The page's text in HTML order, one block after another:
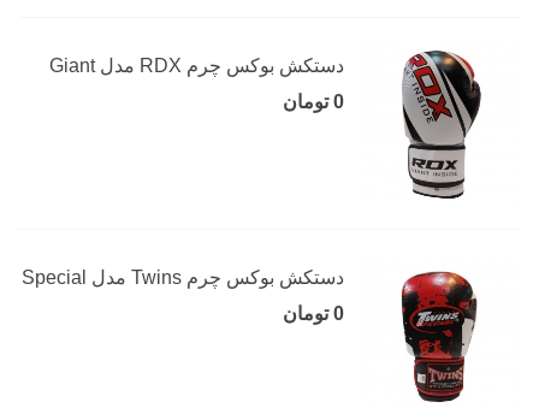
دستکش بوکس چرم RDX مدل Giant
0 تومان
دستکش بوکس چرم Twins مدل Special
0 تومان